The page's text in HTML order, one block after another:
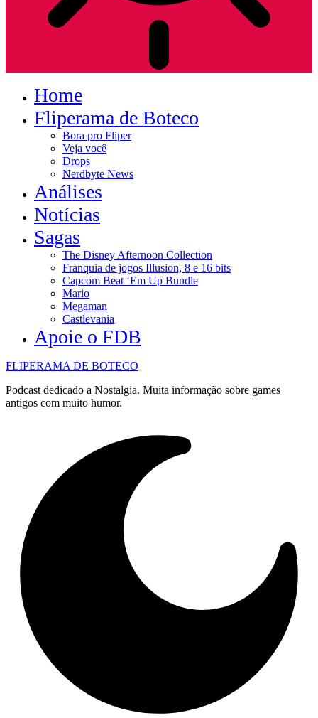
Home
Fliperama de Boteco
Bora pro Fliper
Veja você
Drops
Nerdbyte News
Análises
Notícias
Sagas
The Disney Afternoon Collection
Franquia de jogos Illusion, 8 e 16 bits
Capcom Beat ‘Em Up Bundle
Mario
Megaman
Castlevania
Apoie o FDB
FLIPERAMA DE BOTECO
Podcast dedicado a Nostalgia. Muita informação sobre games
antigos com muito humor.